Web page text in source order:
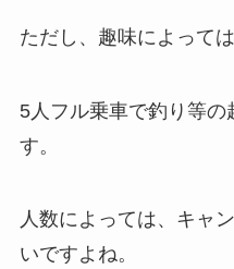
ただし、趣味によって
5人フル乗車で釣り等の
す。
人数によっては、キャ
いですよね。